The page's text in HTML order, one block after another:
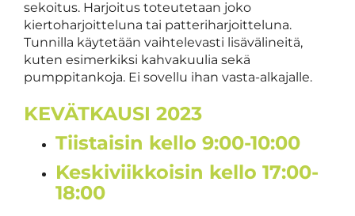
sekoitus. Harjoitus toteutetaan joko
kiertoharjoitteluna tai patteriharjoitteluna.
Tunnilla käytetään vaihtelevasti lisävälineitä,
kuten esimerkiksi kahvakuulia sekä
pumppitankoja. Ei sovellu ihan vasta-alkajalle.
KEVÄTKAUSI 2023
Tiistaisin kello 9:00-10:00
Keskiviikkoisin kello 17:00-
18:00